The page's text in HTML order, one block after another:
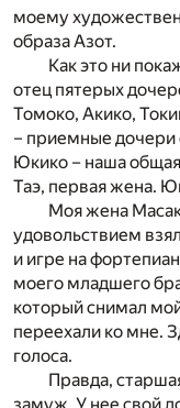
моему
образа Азот.
Как это ни
отец пятерых
Томоко, Акико,
– приемные
Юкико – наша
Таэ, первая жена.
Моя жена
удовольствием
и игре на
моего младшего
который снимал
переехали ко мне.
голоса.
Правда,